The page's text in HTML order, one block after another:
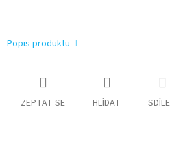
Popis produktu
ZEPTAT SE HLÍDAT